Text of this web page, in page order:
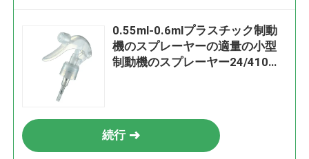
0.55ml-0.6mlプラスチック制動
機のスプレーヤーの適量の小型
制動機のスプレーヤー24/410
続行